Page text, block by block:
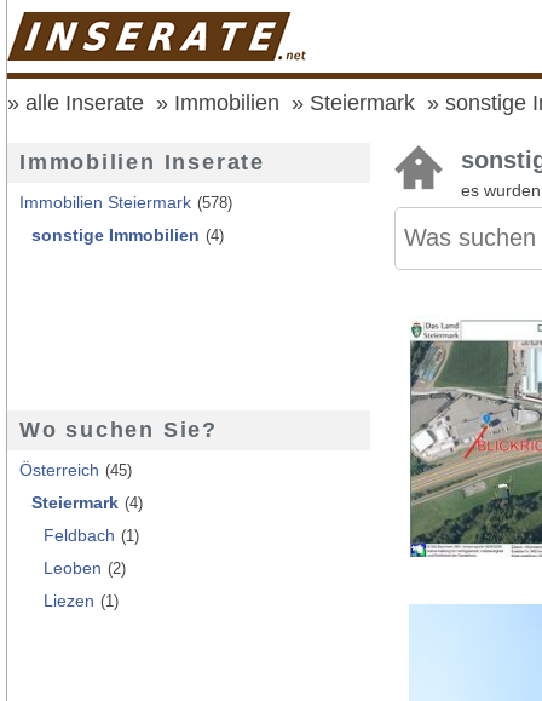
alle Inserate Immobilien Steiermark sonstige
es
Immobilien Inserate
Immobilien Steiermark (578)
sonstige Immobilien (4)
Wo suchen Sie?
Österreich (45)
Steiermark (4)
Feldbach (1)
Leoben (2)
Liezen (1)